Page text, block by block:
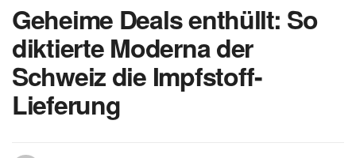
Geheime Deals enthüllt: So
diktierte Moderna der
Schweiz die Impfstoff-
Lieferung